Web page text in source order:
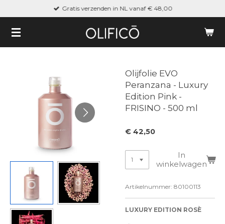
naar
Gratis verzenden in NL vanaf € 48,00
Olijfolie EVO
Peranzana - Luxury
Edition Pink -
FRISINO - 500 ml
€ 42,50
In
winkelwagen
Artikelnummer: 80100113
LUXURY EDITION ROSÈ